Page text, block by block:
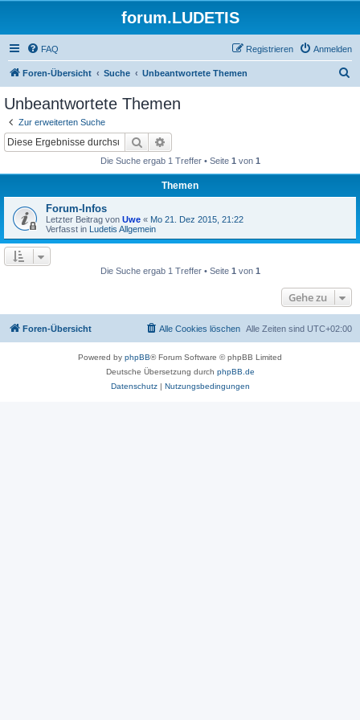
forum.LUDETIS
FAQ Anmelden
Registrieren
Foren-Übersicht Suche Unbeantwortete Themen
Unbeantwortete Themen
Zur erweiterten Suche
Suche
Die Suche ergab 1 Treffer • Seite 1 von 1
Themen
Forum-Infos
Letzter Beitrag von Uwe « Mo 21. Dez 2015, 21:22
Verfasst in Ludetis Allgemein
Die Suche ergab 1 Treffer • Seite 1 von 1
Gehe zu
Foren-Übersicht Alle Zeiten sind UTC+02:00
Alle Cookies löschen
Powered by phpBB® Forum Software © phpBB Limited
Deutsche Übersetzung durch phpBB.de
Datenschutz| Nutzungsbedingungen